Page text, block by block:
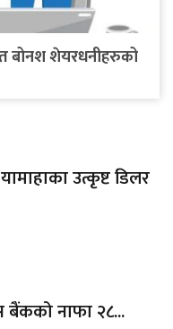
बोनश शेयरधनीहरुको
उत्कृष्ट डिलर
बैंकको नाफा २८...